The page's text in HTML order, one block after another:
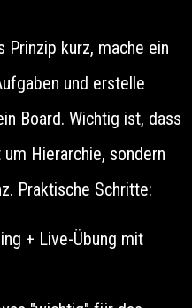
Prinzip kurz, mache ein
und erstelle
Board. Wichtig ist, dass
Hierarchie, sondern
Praktische Schritte:
+ Live-Übung mit